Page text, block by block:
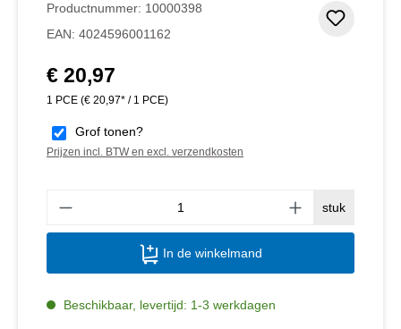
Productnummer: 10000398
EAN: 4024596001162
Normale prijs:
€ 20,97
1 PCE (€ 20,97* / 1 PCE)
Grof tonen?
Prijzen incl. BTW en excl. verzendkosten
stuk
In de winkelmand
Beschikbaar, levertijd: 1-3 werkdagen